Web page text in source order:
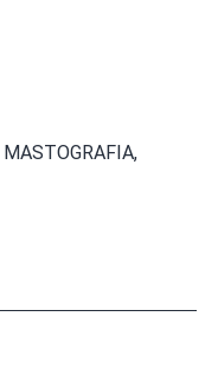
MASTOGRAFIA,